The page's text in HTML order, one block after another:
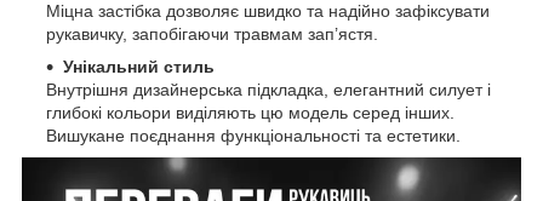
Міцна застібка дозволяє швидко та надійно зафіксувати
рукавичку, запобігаючи травмам зап’ястя.
Унікальний стиль
Внутрішня дизайнерська підкладка, елегантний силует і
глибокі кольори виділяють цю модель серед інших.
Вишукане поєднання функціональності та естетики.